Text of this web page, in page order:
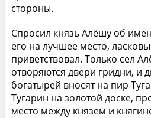
стороны.
Спросил князь Алёшу об
его на лучшее место,
приветствовал. Только сел
отворяются двери гридни, и
богатырей вносят на пир
Тугарин на золотой доске,
место между князем и